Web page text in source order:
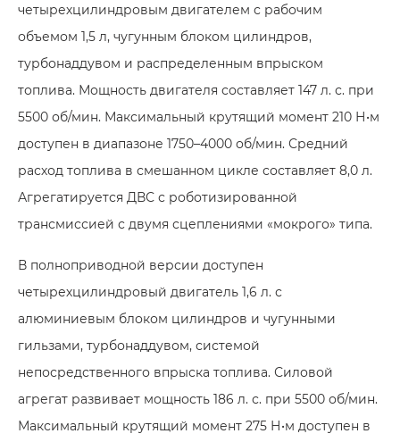
четырехцилиндровым двигателем с рабочим
объемом 1,5 л, чугунным блоком цилиндров,
турбонаддувом и распределенным впрыском
топлива. Мощность двигателя составляет 147 л. с. при
5500 об/мин. Максимальный крутящий момент 210 Н•м
доступен в диапазоне 1750–4000 об/мин. Средний
расход топлива в смешанном цикле составляет 8,0 л.
Агрегатируется ДВС с роботизированной
трансмиссией с двумя сцеплениями «мокрого» типа.
В полноприводной версии доступен
четырехцилиндровый двигатель 1,6 л. с
алюминиевым блоком цилиндров и чугунными
гильзами, турбонаддувом, системой
непосредственного впрыска топлива. Силовой
агрегат развивает мощность 186 л. с. при 5500 об/мин.
Максимальный крутящий момент 275 Н•м доступен в